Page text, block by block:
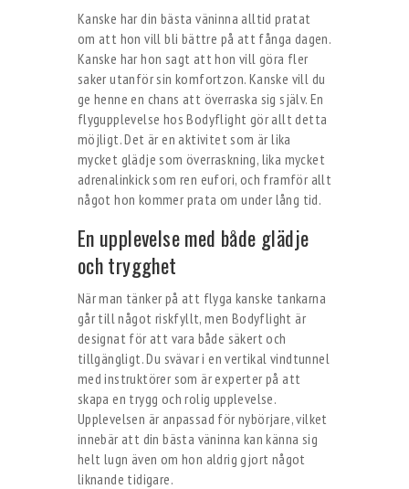
Kanske har din bästa väninna alltid pratat
om att hon vill bli bättre på att fånga dagen.
Kanske har hon sagt att hon vill göra fler
saker utanför sin komfortzon. Kanske vill du
ge henne en chans att överraska sig själv. En
flygupplevelse hos Bodyflight gör allt detta
möjligt. Det är en aktivitet som är lika
mycket glädje som överraskning, lika mycket
adrenalinkick som ren eufori, och framför allt
något hon kommer prata om under lång tid.
En upplevelse med både glädje
och trygghet
När man tänker på att flyga kanske tankarna
går till något riskfyllt, men Bodyflight är
designat för att vara både säkert och
tillgängligt. Du svävar i en vertikal vindtunnel
med instruktörer som är experter på att
skapa en trygg och rolig upplevelse.
Upplevelsen är anpassad för nybörjare, vilket
innebär att din bästa väninna kan känna sig
helt lugn även om hon aldrig gjort något
liknande tidigare.